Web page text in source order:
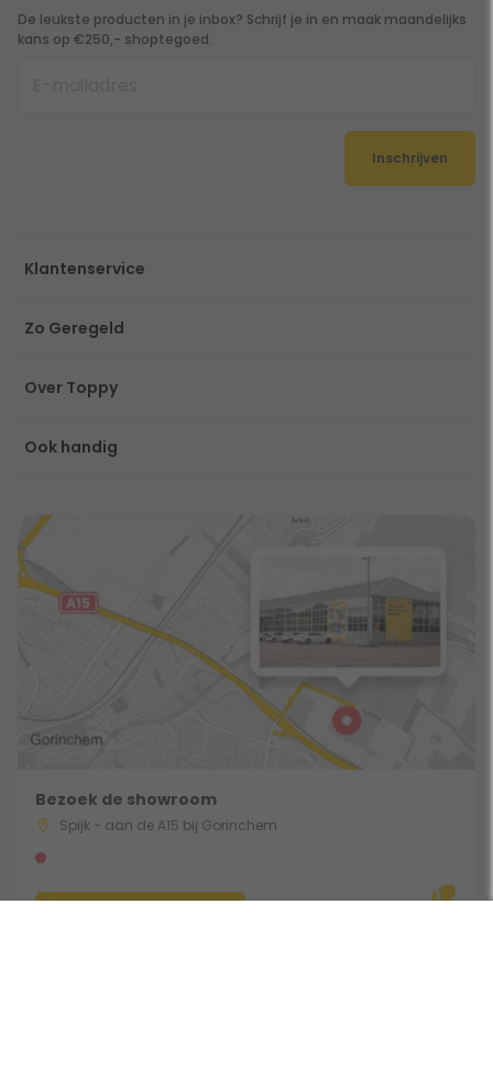
De leukste producten in je inbox? Schrijf je in en maak maandelijks
kans op €250,- shoptegoed.
Inschrijven
Klantenservice
Zo Geregeld
Over Toppy
Ook handig
Bezoek de showroom
Spijk - aan de A15 bij Gorinchem